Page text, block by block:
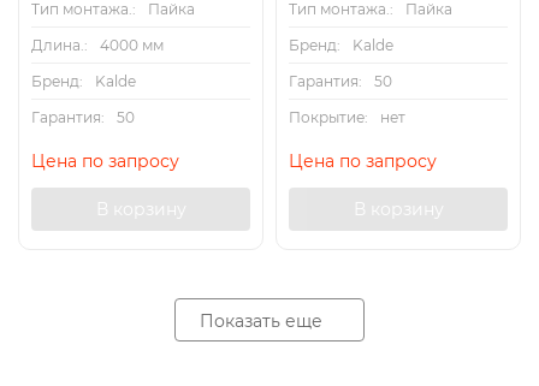
Тип монтажа.:
Пайка
Длина.:
4000 мм
Бренд:
Kalde
Гарантия:
50
Цена по запросу
В корзину
Тип монтажа.:
Пайка
Бренд:
Kalde
Гарантия:
50
Покрытие:
нет
Цена по запросу
В корзину
Показать еще